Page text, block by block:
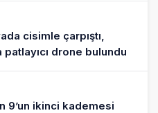
cisimle çarpıştı,
patlayıcı drone bulundu
9’un ikinci kademesi